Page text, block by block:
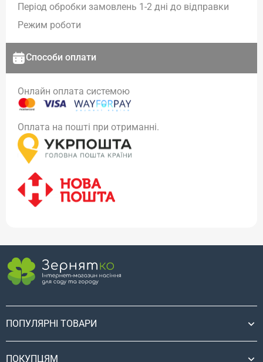
Період обробки замовлень 1-2 дні до відправки
Режим роботи
Способи оплати
Онлайн оплата системою
Оплата на пошті при отриманні.
ПОПУЛЯРНІ ТОВАРИ
ПОКУПЦЯМ